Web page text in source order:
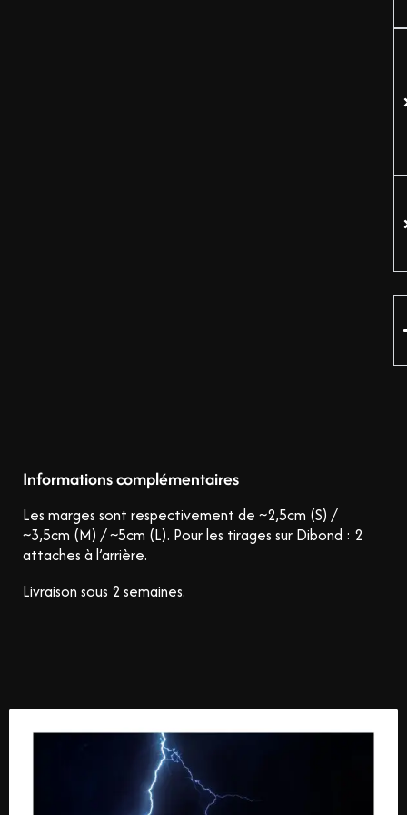
Informations complémentaires
Les marges sont respectivement de ~2,5cm (S) /
~3,5cm (M) / ~5cm (L). Pour les tirages sur Dibond : 2
attaches à l’arrière.
Livraison sous 2 semaines.